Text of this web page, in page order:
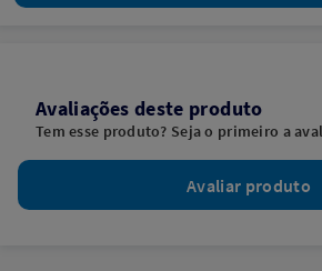
Avaliações deste produto
Tem esse produto? Seja o primeiro a
Avaliar produto